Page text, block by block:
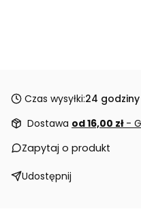
Czas wysyłki:24 godziny
Dostawa od 16,00 zł -
Zapytaj o produkt
Udostępnij